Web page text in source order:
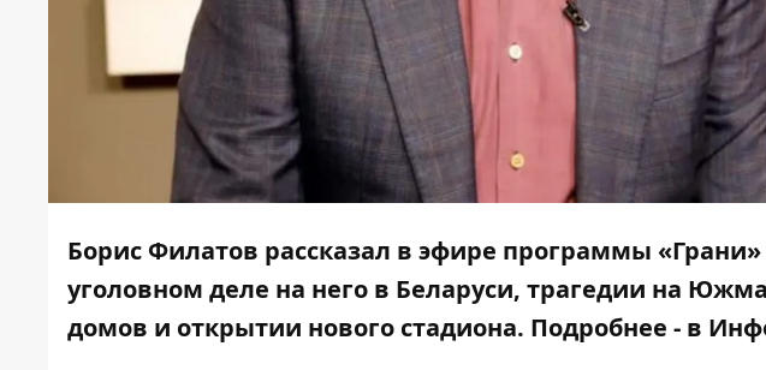
Борис Филатов рассказал в эфире программы «Грани»
уголовном деле на него в Беларуси, трагедии на
домов и открытии нового стадиона. Подробнее - в